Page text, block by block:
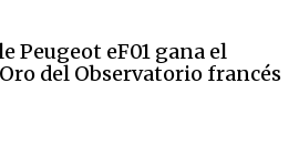
Peugeot eF01 gana el
del Observatorio francés